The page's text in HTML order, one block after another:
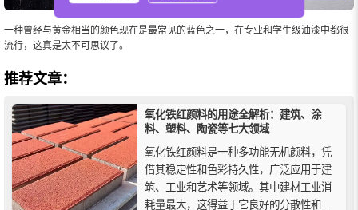
一种曾经与黄金相当的颜色现在是最常见的蓝色之一，在专业和学生级油漆中都很
流行，这真是太不可思议了。
推荐文章：
氧化铁红颜料的用途全解析：建筑、涂
料、塑料、陶瓷等七大领域
氧化铁红颜料是一种多功能无机颜料，凭
借其稳定性和色彩持久性，广泛应用于建
筑、工业和艺术等领域。其中建材工业消
耗量最大，这得益于它良好的分散性和优